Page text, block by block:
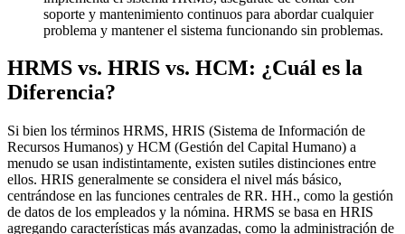
soporte y mantenimiento continuos para abordar cualquier
problema y mantener el sistema funcionando sin problemas.
HRMS vs. HRIS vs. HCM: ¿Cuál es la
Diferencia?
Si bien los términos HRMS, HRIS (Sistema de Información de
Recursos Humanos) y HCM (Gestión del Capital Humano) a
menudo se usan indistintamente, existen sutiles distinciones entre
ellos. HRIS generalmente se considera el nivel más básico,
centrándose en las funciones centrales de RR. HH., como la gestión
de datos de los empleados y la nómina. HRMS se basa en HRIS
agregando características más avanzadas, como la administración de